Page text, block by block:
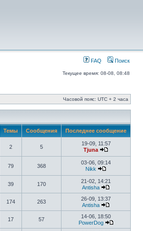
FAQ Поиск
Текущее время: 08-08, 08:48
Часовой пояс: UTC + 2 часа
Темы Сообщения Последнее сообщение
2 5
19-09, 11:57
Tjuna
79 368
03-06, 09:14
Nikk
39 170
21-02, 14:21
Antisha
174 263
26-09, 13:37
Antisha
17 57
14-06, 18:50
PowerDog